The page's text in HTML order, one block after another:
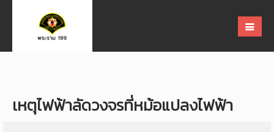
เหตุไฟฟ้าลัดวงจรที่หม้อแปลงไฟฟ้า